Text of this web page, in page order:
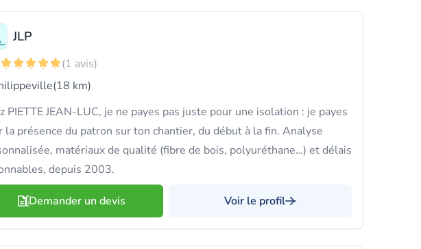
JLP
(1 avis)
(18 km)
PIETTE JEAN-LUC, je ne payes pas juste pour une isolation : je payes
la présence du patron sur ton chantier, du début à la fin. Analyse
matériaux de qualité (fibre de bois, polyuréthane…) et délais
depuis 2003.
Demander un devis Voir le profil